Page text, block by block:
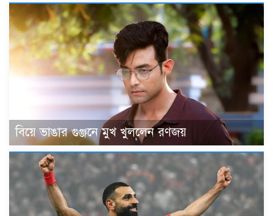
বিয়ে ভাঙার গুঞ্জনে মুখ খুললেন রণজয়